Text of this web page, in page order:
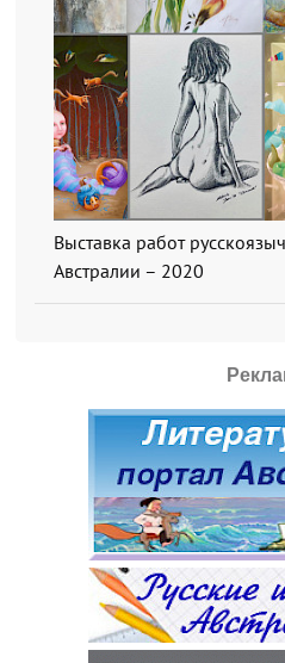
Выставка работ
Австралии – 2020